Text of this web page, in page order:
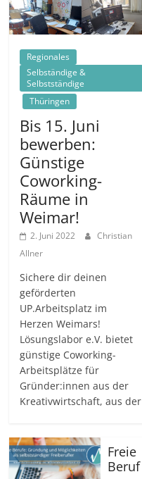
Regionales
Selbständige &
Selbstständige
Thüringen
Bis 15. Juni
bewerben:
Günstige
Coworking-
Räume in
Weimar!
2. Juni 2022
Christian
Allner
Sichere dir deinen
geförderten
UP.Arbeitsplatz im
Herzen Weimars!
Lösungslabor e.V. bietet
günstige Coworking-
Arbeitsplätze für
Gründer:innen aus der
Kreativwirtschaft, aus der
Freie
Beruf